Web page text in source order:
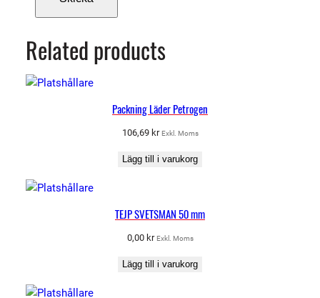
Related products
Packning Läder Petrogen
106,69 kr Exkl. Moms
Lägg till i varukorg
TEJP SVETSMAN 50 mm
0,00 kr Exkl. Moms
Lägg till i varukorg